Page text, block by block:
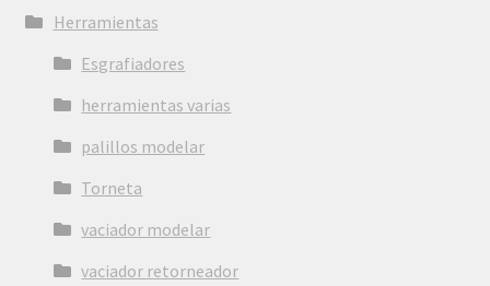
Herramientas
Esgrafiadores
herramientas varias
palillos modelar
Torneta
vaciador modelar
vaciador retorneador